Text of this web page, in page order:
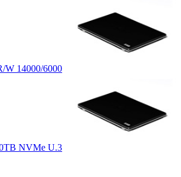
W 14000/6000
NVMe U.3